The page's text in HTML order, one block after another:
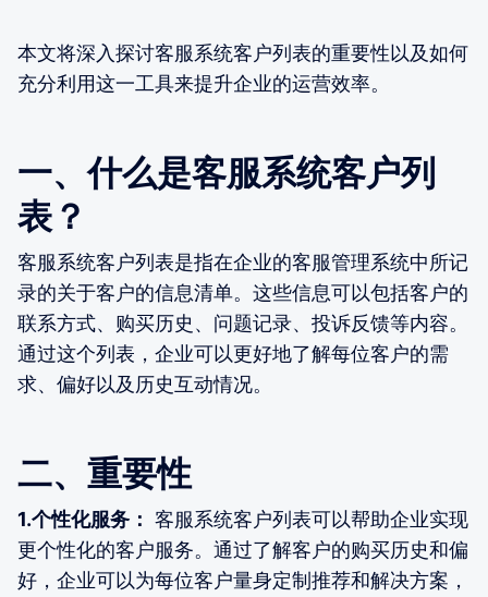
本文将深入探讨客服系统客户列表的重要性以及如何
充分利用这一工具来提升企业的运营效率。
一、什么是客服系统客户列
表？
客服系统客户列表是指在企业的客服管理系统中所记
录的关于客户的信息清单。这些信息可以包括客户的
联系方式、购买历史、问题记录、投诉反馈等内容。
通过这个列表，企业可以更好地了解每位客户的需
求、偏好以及历史互动情况。
二、重要性
1.个性化服务： 客服系统客户列表可以帮助企业实现
更个性化的客户服务。通过了解客户的购买历史和偏
好，企业可以为每位客户量身定制推荐和解决方案，